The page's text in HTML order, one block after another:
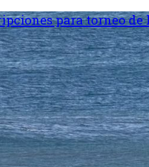
para torneo